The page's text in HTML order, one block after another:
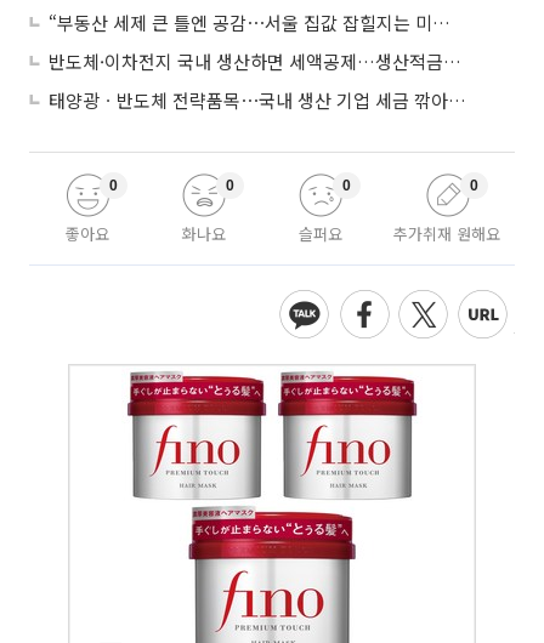
“부동산 세제 큰 틀엔 공감⋯서울 집값 잡힐지는 미지수”
반도체·이차전지 국내 생산하면 세액공제…생산적금융 ISA 신설
태양광ㆍ반도체 전략품목⋯국내 생산 기업 세금 깎아준다
좋아요
0
화나요
0
슬퍼요
0
추가취재 원해요
0